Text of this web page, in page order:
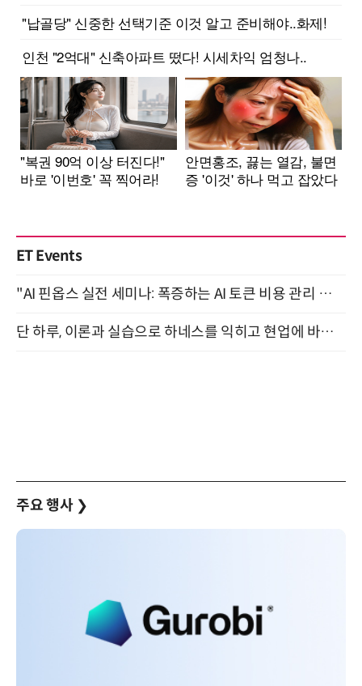
ET Events
"AI 핀옵스 실전 세미나: 폭증하는 AI 토큰 비용 관리 전략" 8월 21일 개최
단 하루, 이론과 실습으로 하네스를 익히고 현업에 바로 쓰는 핸즈온 워크숍 (8/20)
주요 행사 ❯